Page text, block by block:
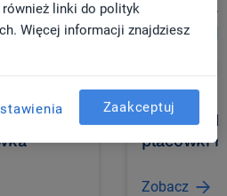
recepcja
Wideo:
placówki
Zobacz
linki do polityk
Więcej informacji znajdziesz
Zaakceptuj